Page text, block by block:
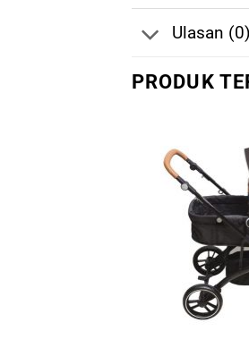
Ulasan (0)
PRODUK